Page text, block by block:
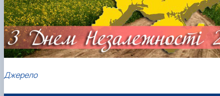
Джерело